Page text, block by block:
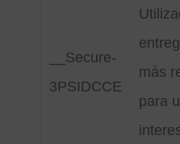
__Secure-
3PSIDCCE
más
para